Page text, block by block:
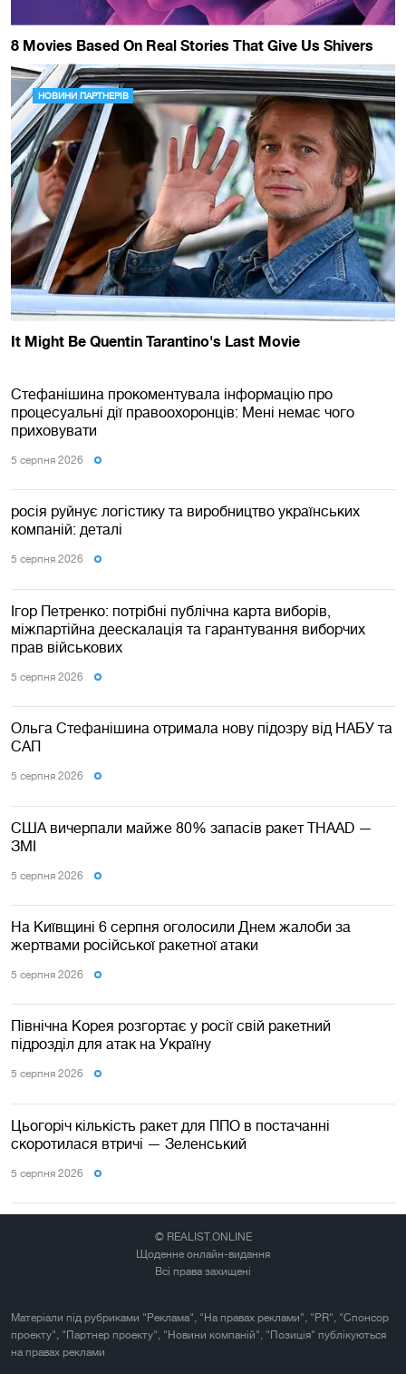
Стефанішина прокоментувала інформацію про
процесуальні дії правоохоронців: Мені немає чого
приховувати
5 серпня 2026
росія руйнує логістику та виробництво українських
компаній: деталі
5 серпня 2026
Ігор Петренко: потрібні публічна карта виборів,
міжпартійна деескалація та гарантування виборчих
прав військових
5 серпня 2026
Ольга Стефанішина отримала нову підозру від НАБУ та
САП
5 серпня 2026
США вичерпали майже 80% запасів ракет THAAD —
ЗМІ
5 серпня 2026
На Київщині 6 серпня оголосили Днем жалоби за
жертвами російської ракетної атаки
5 серпня 2026
Північна Корея розгортає у росії свій ракетний
підрозділ для атак на Україну
5 серпня 2026
Цьогоріч кількість ракет для ППО в постачанні
скоротилася втричі — Зеленський
5 серпня 2026
© REALIST.ONLINE
Щоденне онлайн-видання
Всі права захищені
Матеріали під рубриками "Реклама", "На правах реклами", "PR", "Спонсор
проекту", "Партнер проекту", "Новини компаній", "Позиція" публікуються
на правах реклами